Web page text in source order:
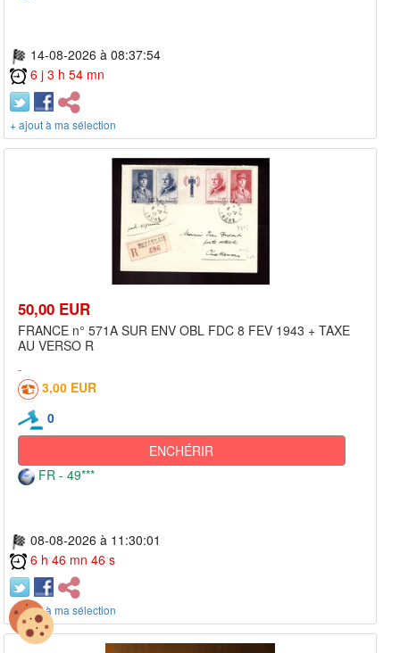
14-08-2026 à 08:37:54
6 j 3 h 54 mn
+ ajout à ma sélection
50,00 EUR
FRANCE n° 571A SUR ENV OBL FDC 8 FEV 1943 + TAXE
AU VERSO R
3,00 EUR
0
ENCHÉRIR
FR - 49***
08-08-2026 à 11:30:01
6 h 46 mn 46 s
+ ajout à ma sélection